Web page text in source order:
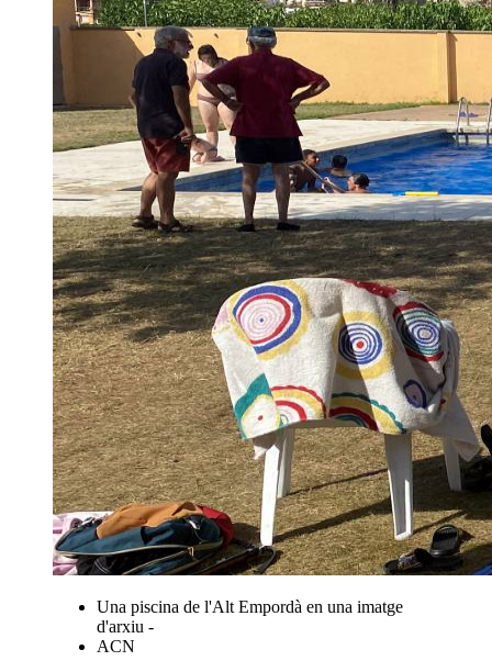
Una piscina de l'Alt Empordà en una imatge
d'arxiu -
ACN